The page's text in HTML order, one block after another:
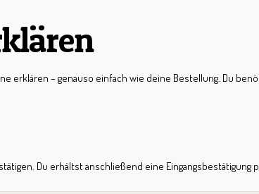
erklären – genauso einfach wie deine Bestellung. Du
Du erhältst anschließend eine Eingangsbestätigung